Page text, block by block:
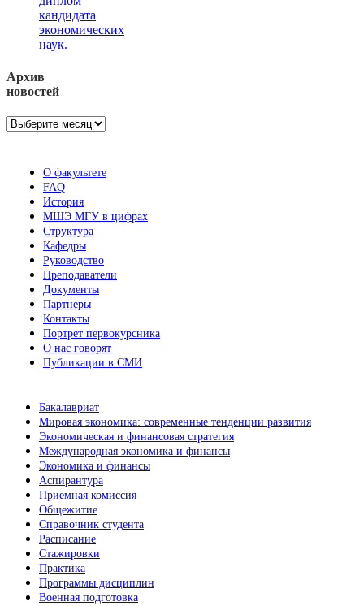
кандидата
экономических
наук.
Архив
новостей
Архив
О факультете
FAQ
История
МШЭ МГУ в цифрах
Структура
Кафедры
Руководство
Преподаватели
Документы
Партнеры
Контакты
Портрет первокурсника
О нас говорят
Публикации в СМИ
Бакалавриат
Мировая экономика: современные тенденции развития
Экономическая и финансовая стратегия
Международная экономика и финансы
Экономика и финансы
Аспирантура
Приемная комиссия
Общежитие
Справочник студента
Расписание
Стажировки
Практика
Программы дисциплин
Военная подготовка